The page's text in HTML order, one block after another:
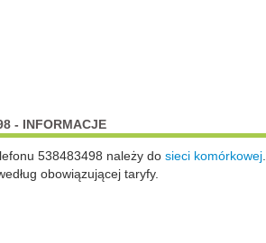
- INFORMACJE
538483498 należy do sieci komórkowej.
obowiązującej taryfy.